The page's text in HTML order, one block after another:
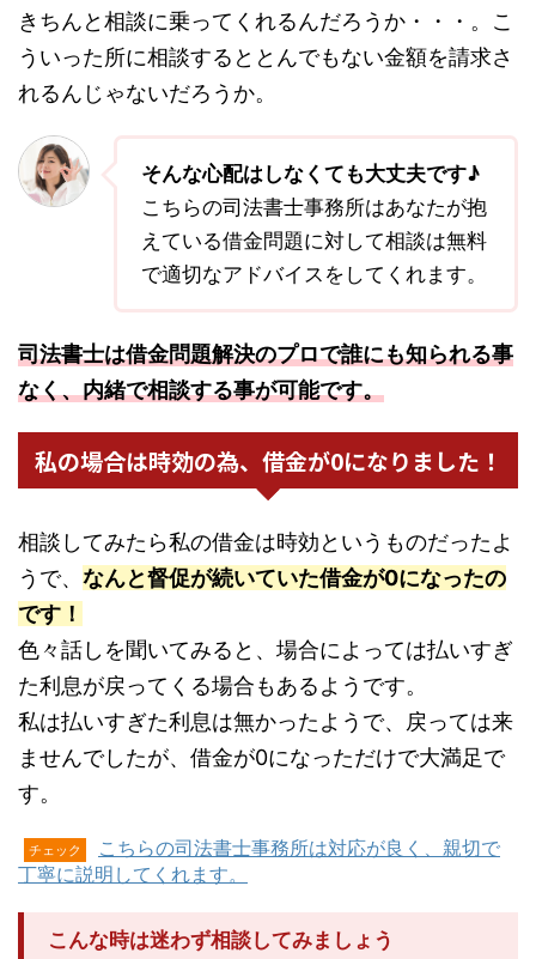
きちんと相談に乗ってくれるんだろうか・・・。こ
ういった所に相談するととんでもない金額を請求さ
れるんじゃないだろうか。
そんな心配はしなくても大丈夫です♪
こちらの司法書士事務所はあなたが抱
えている借金問題に対して相談は無料
で適切なアドバイスをしてくれます。
司法書士は借金問題解決のプロで誰にも知られる事
なく、内緒で相談する事が可能です。
私の場合は時効の為、借金が0になりました！
相談してみたら私の借金は時効というものだったよ
うで、 なんと督促が続いていた借金が0になったの
です！
色々話しを聞いてみると、場合によっては払いすぎ
た利息が戻ってくる場合もあるようです。
私は払いすぎた利息は無かったようで、戻っては来
ませんでしたが、借金が0になっただけで大満足で
す。
チェック
こちらの司法書士事務所は対応が良く、親切で
丁寧に説明してくれます。
こんな時は迷わず相談してみましょう